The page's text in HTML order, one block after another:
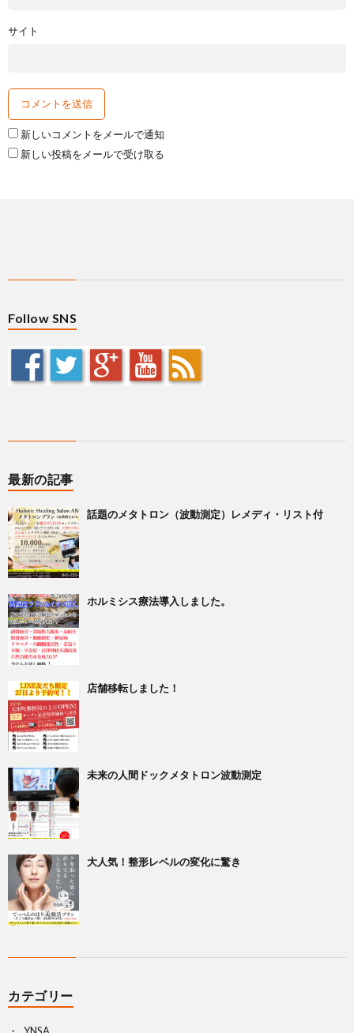
サイト
新しいコメントをメールで通知
新しい投稿をメールで受け取る
Follow SNS
最新の記事
話題のメタトロン（波動測定）レメディ・リスト付
ホルミシス療法導入しました。
店舗移転しました！
未来の人間ドックメタトロン波動測定
大人気！整形レベルの変化に驚き
カテゴリー